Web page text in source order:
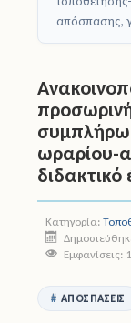
Νομοθεσία
Άδειες
Πολιτική
Επικοινωνία
απόσπασης,
ωραρίου-
διδακτικό
Κατηγορία:
Εμφανίσεις:
ΑΠΟΣΠΆΣΕΙΣ